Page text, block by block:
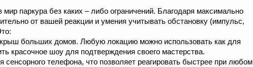
паркура без каких – либо ограничений. Благодаря максимально
от вашей реакции и умения учитывать обстановку (импульс,
больших домов. Любую локацию можно использовать как для
красочное шоу для подтверждения своего мастерства.
телефона, что позволяет реагировать быстрее при любом